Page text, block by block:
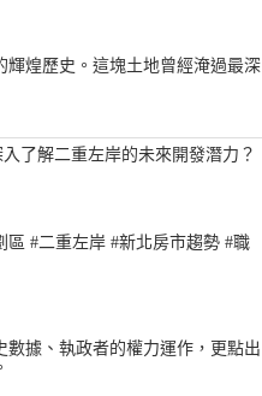
煌歷史。這塊土地曾經淹過最深
了解二重左岸的未來開發潛力？
#二重左岸 #新北房市趨勢 #職
據、執政者的權力運作，更點出